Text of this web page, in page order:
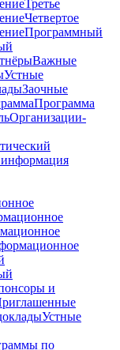
Третье
Четвертое
Программный
Важные
Устные
Заочные
Программа
Организации-
и
Устные
по